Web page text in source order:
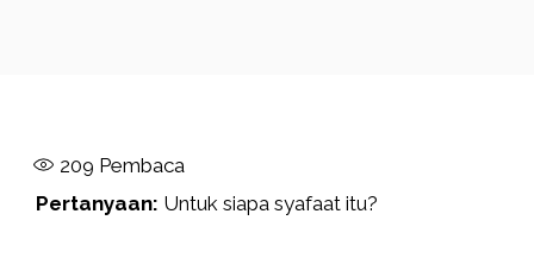
209 Pembaca
Pertanyaan: Untuk siapa syafaat itu?